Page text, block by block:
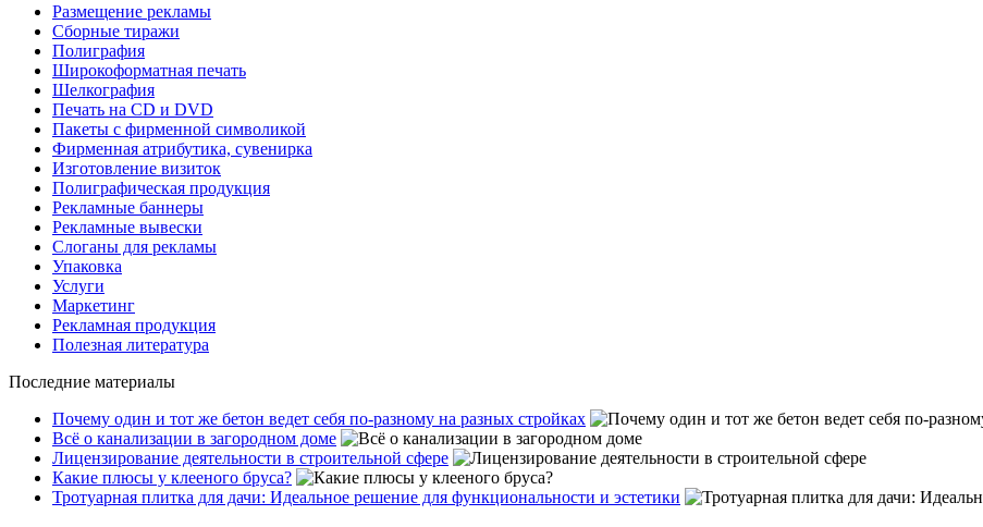
Размещение рекламы
Сборные тиражи
Полиграфия
Широкоформатная печать
Шелкография
Печать на СD и DVD
Пакеты с фирменной символикой
Фирменная атрибутика, сувенирка
Изготовление визиток
Полиграфическая продукция
Рекламные баннеры
Рекламные вывески
Слоганы для рекламы
Упаковка
Услуги
Маркетинг
Рекламная продукция
Полезная литература
Последние материалы
Почему один и тот же бетон ведет себя по-разному на разных стройках
Всё о канализации в загородном доме
Лицензирование деятельности в строительной сфере
Какие плюсы у клееного бруса?
Тротуарная плитка для дачи: Идеальное решение для функциональности и эстетики